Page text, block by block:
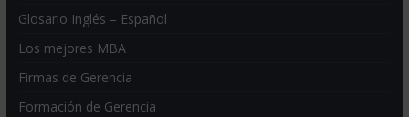
Glosario Inglés – Español
Los mejores MBA
Firmas de Gerencia
Formación de Gerencia